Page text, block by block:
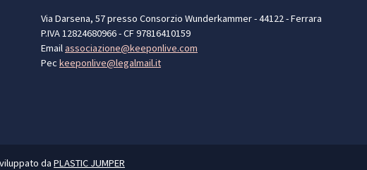
Via Darsena, 57 presso Consorzio Wunderkammer - 44122 - Ferrara
P.IVA 12824680966 - CF 97816410159
Emailassociazione@keeponlive.com
Pec keeponlive@legalmail.it
da PLASTIC JUMPER